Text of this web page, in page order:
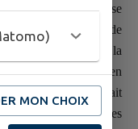
de l'église
et un procureur de
continué à desservir la
elle a été érigée en
Le territoire qui y était
alors 20 fermes
MON CHOIX